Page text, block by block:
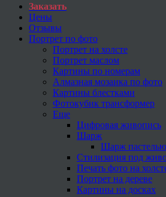
Заказать
Цены
Отзывы
Портрет по фото
Портрет на холсте
Портрет маслом
Картины по номерам
Алмазная мозаика по фото
Картины блестками
Фотокубик трансформер
Еще
Цифровая живопись
Шарж
Шарж
Стилизация под
Печать фото на
Портрет на дереве
Картины на досках